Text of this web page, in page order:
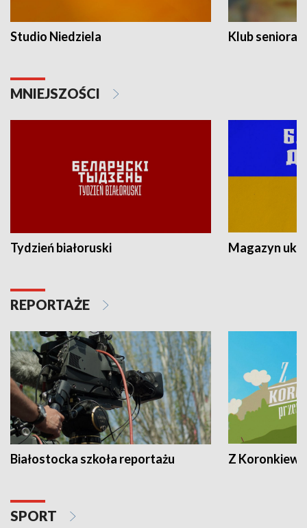
Studio Niedziela Klub seniora
MNIEJSZOŚCI
Tydzień białoruski Magazyn
REPORTAŻE
Białostocka szkoła reportażu Z
SPORT